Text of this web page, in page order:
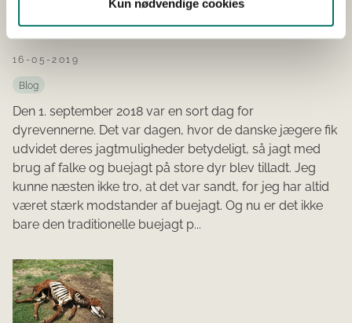
Kun nødvendige cookies
Nej til jagt med bue og pil
16-05-2019
Blog
Den 1. september 2018 var en sort dag for
dyrevennerne. Det var dagen, hvor de danske jægere fik
udvidet deres jagtmuligheder betydeligt, så jagt med
brug af falke og buejagt på store dyr blev tilladt. Jeg
kunne næsten ikke tro, at det var sandt, for jeg har altid
været stærk modstander af buejagt. Og nu er det ikke
bare den traditionelle buejagt p...